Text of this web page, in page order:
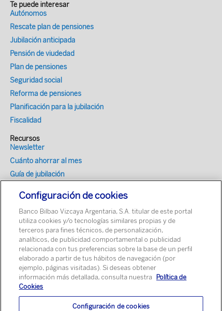
Te puede interesar
Autónomos
Rescate plan de pensiones
Jubilación anticipada
Pensión de viudedad
Plan de pensiones
Seguridad social
Reforma de pensiones
Planificación para la jubilación
Fiscalidad
Recursos
Newsletter
Cuánto ahorrar al mes
Guía de jubilación
Optimizador fiscal
Simulador de Mi Jubilación para tu web
Configuración de cookies
Banco Bilbao Vizcaya Argentaria, S.A. titular de este portal
utiliza cookies y/o tecnologías similares propias y de
terceros para fines técnicos, de personalización,
analíticos, de publicidad comportamental o publicidad
relacionada con tus preferencias sobre la base de un perfil
elaborado a partir de tus hábitos de navegación (por
ejemplo, páginas visitadas). Si deseas obtener
información más detallada, consulta nuestra
Política de
Cookies
Configuración de cookies